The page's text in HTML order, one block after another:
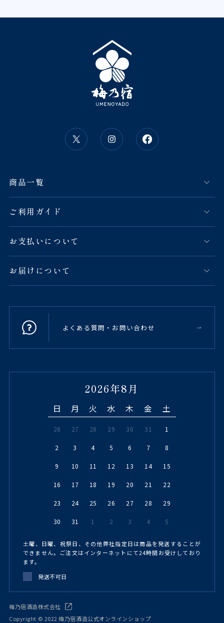
商品一覧
ご利用ガイド
お支払いについて
お届けについて
よくある質問・お問い合わせ
2026年8月
日 月 火 水 木 金 土
26 27 28 29 30 31 1
2 3 4 5 6 7 8
9 10 11 12 13 14 15
16 17 18 19 20 21 22
23 24 25 26 27 28 29
30 31 1 2 3 4 5
土曜、日曜、祝祭日、その他弊社指定日は商品を発送することが
できません。ご注文はインターネットにて24時間お受けしており
ます。
発送不可日
梅乃宿酒造株式会社
Copyright © 2022 梅乃宿酒造公式オンラインショップ